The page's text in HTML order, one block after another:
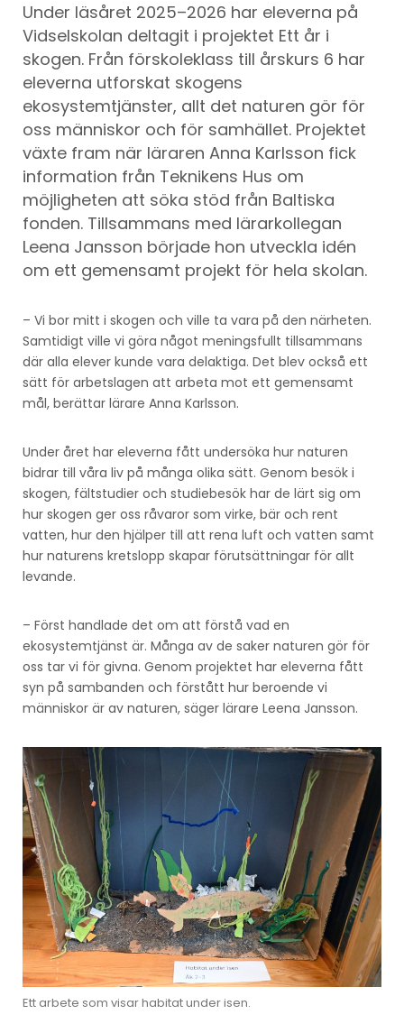
Under läsåret 2025–2026 har eleverna på
Vidselskolan deltagit i projektet Ett år i
skogen. Från förskoleklass till årskurs 6 har
eleverna utforskat skogens
ekosystemtjänster, allt det naturen gör för
oss människor och för samhället. Projektet
växte fram när läraren Anna Karlsson fick
information från Teknikens Hus om
möjligheten att söka stöd från Baltiska
fonden. Tillsammans med lärarkollegan
Leena Jansson började hon utveckla idén
om ett gemensamt projekt för hela skolan.
– Vi bor mitt i skogen och ville ta vara på den närheten.
Samtidigt ville vi göra något meningsfullt tillsammans
där alla elever kunde vara delaktiga. Det blev också ett
sätt för arbetslagen att arbeta mot ett gemensamt
mål, berättar lärare Anna Karlsson.
Under året har eleverna fått undersöka hur naturen
bidrar till våra liv på många olika sätt. Genom besök i
skogen, fältstudier och studiebesök har de lärt sig om
hur skogen ger oss råvaror som virke, bär och rent
vatten, hur den hjälper till att rena luft och vatten samt
hur naturens kretslopp skapar förutsättningar för allt
levande.
– Först handlade det om att förstå vad en
ekosystemtjänst är. Många av de saker naturen gör för
oss tar vi för givna. Genom projektet har eleverna fått
syn på sambanden och förstått hur beroende vi
människor är av naturen, säger lärare Leena Jansson.
Ett arbete som visar habitat under isen.